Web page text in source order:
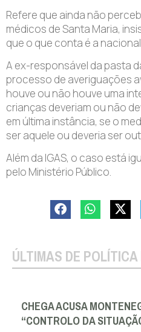
Refere que ainda não
médicos de Santa Maria,
que o que conta é a
A ex-responsável da pasta
processo de averiguações
houve ou não houve uma
crianças deveriam ou não
em última instância, se o
ser aquele ou deveria ser
Além da IGAS, o caso está
pelo Ministério Público.
ÚLTIMAS DE
CHEGA ACUSA
“CONTROLO DA